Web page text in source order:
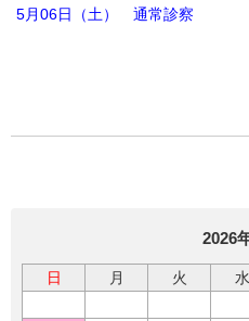
5月06日（土） 通常診察
2026
日 月 火 水